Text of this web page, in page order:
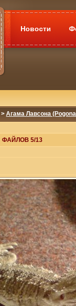
Новости
> Агама Лавсона
ФАЙЛОВ 5/13